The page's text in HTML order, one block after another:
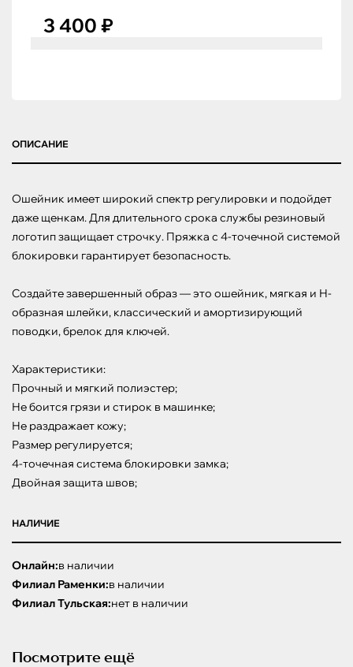
3 400 ₽
ОПИСАНИЕ
Ошейник имеет широкий спектр регулировки и подойдет
даже щенкам. Для длительного срока службы резиновый
логотип защищает строчку. Пряжка с 4-точечной системой
блокировки гарантирует безопасность.
Создайте завершенный образ — это ошейник, мягкая и Н-
образная шлейки, классический и амортизирующий
поводки, брелок для ключей.
Характеристики:
Прочный и мягкий полиэстер;
Не боится грязи и стирок в машинке;
Не раздражает кожу;
Размер регулируется;
4-точечная система блокировки замка;
Двойная защита швов;
НАЛИЧИЕ
Онлайн:в наличии
Филиал Раменки:в наличии
Филиал Тульская:нет в наличии
Посмотрите ещё